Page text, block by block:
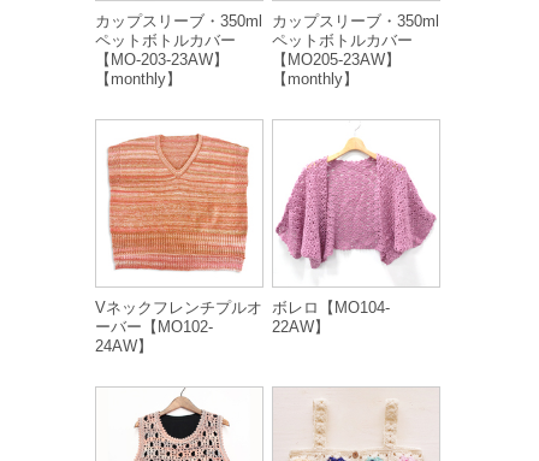
カップスリーブ・350ml
ペットボトルカバー
【MO-203-23AW】
【monthly】
カップスリーブ・350ml
ペットボトルカバー
【MO205-23AW】
【monthly】
Vネックフレンチプルオ
ーバー【MO102-
24AW】
ボレロ【MO104-
22AW】